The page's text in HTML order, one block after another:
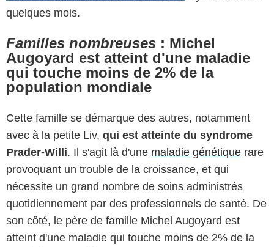
quelques mois.
Familles nombreuses : Michel
Augoyard est atteint d'une maladie
qui touche moins de 2% de la
population mondiale
Cette famille se démarque des autres, notamment
avec à la petite Liv, qui est atteinte du syndrome
Prader-Willi. Il s'agit là d'une maladie génétique rare
provoquant un trouble de la croissance, et qui
nécessite un grand nombre de soins administrés
quotidiennement par des professionnels de santé. De
son côté, le père de famille Michel Augoyard est
atteint d'une maladie qui touche moins de 2% de la